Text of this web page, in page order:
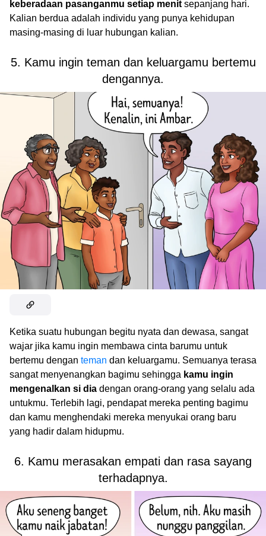
keberadaan pasanganmu setiap menit sepanjang hari.
Kalian berdua adalah individu yang punya kehidupan
masing-masing di luar hubungan kalian.
5. Kamu ingin teman dan keluargamu bertemu
dengannya.
Ketika suatu hubungan begitu nyata dan dewasa, sangat
wajar jika kamu ingin membawa cinta barumu untuk
bertemu dengan teman dan keluargamu. Semuanya terasa
sangat menyenangkan bagimu sehingga kamu ingin
mengenalkan si dia dengan orang-orang yang selalu ada
untukmu. Terlebih lagi, pendapat mereka penting bagimu
dan kamu menghendaki mereka menyukai orang baru
yang hadir dalam hidupmu.
6. Kamu merasakan empati dan rasa sayang
terhadapnya.